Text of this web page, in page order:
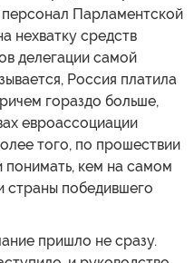
Парламентской
нехватку средств
делегации самой
Россия платила
гораздо больше,
евроассоциации
того, по прошествии
понимать, кем на самом
страны победившего
пришло не сразу.